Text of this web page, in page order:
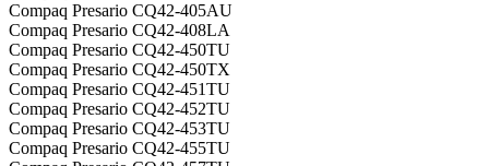
Compaq Presario CQ42-405AU
Compaq Presario CQ42-408LA
Compaq Presario CQ42-450TU
Compaq Presario CQ42-450TX
Compaq Presario CQ42-451TU
Compaq Presario CQ42-452TU
Compaq Presario CQ42-453TU
Compaq Presario CQ42-455TU